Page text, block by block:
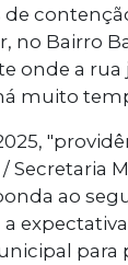
de
no Bairro
onde a rua
muito
,
Secretaria
ao
para